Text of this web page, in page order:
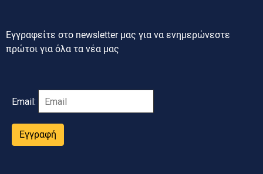
Εγγραφείτε στο newsletter μας για να ενημερώνεστε
πρώτοι για όλα τα νέα μας
Email:
Εγγραφή